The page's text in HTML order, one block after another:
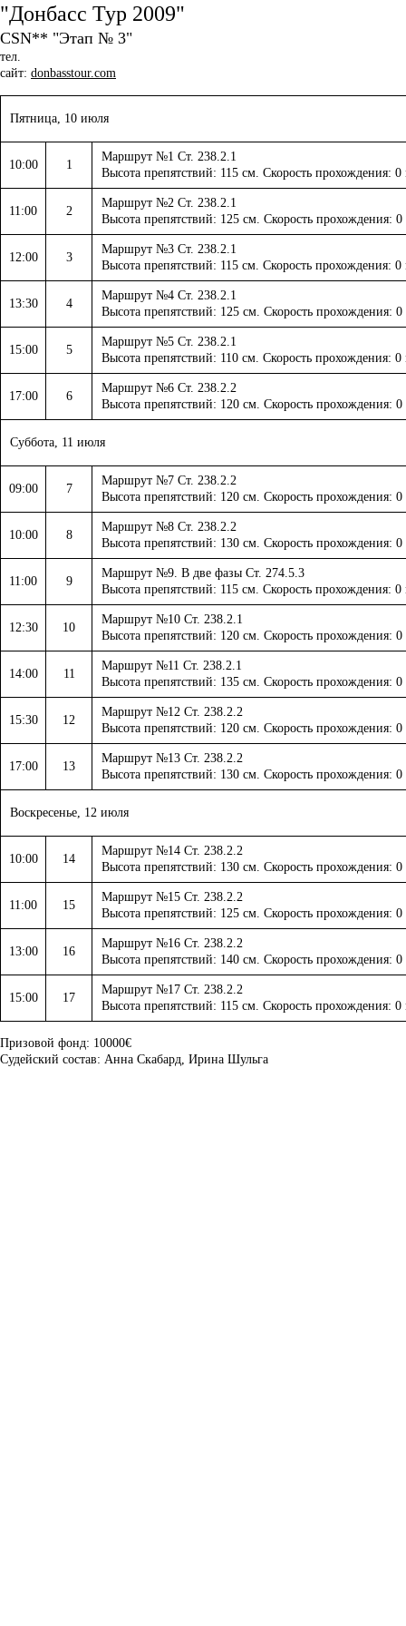
"Донбасс Тур 2009"
CSN** "Этап № 3"
тел.
сайт: donbasstour.com
Пятница, 10 июля
10:00 1
Маршрут №1 Ст. 238.2.1
Высота препятствий: 115 см. Скорость прохождения:
11:00 2
Маршрут №2 Ст. 238.2.1
Высота препятствий: 125 см. Скорость прохождения:
12:00 3
Маршрут №3 Ст. 238.2.1
Высота препятствий: 115 см. Скорость прохождения:
13:30 4
Маршрут №4 Ст. 238.2.1
Высота препятствий: 125 см. Скорость прохождения:
15:00 5
Маршрут №5 Ст. 238.2.1
Высота препятствий: 110 см. Скорость прохождения:
17:00 6
Маршрут №6 Ст. 238.2.2
Высота препятствий: 120 см. Скорость прохождения:
Суббота, 11 июля
09:00 7
Маршрут №7 Ст. 238.2.2
Высота препятствий: 120 см. Скорость прохождения:
10:00 8
Маршрут №8 Ст. 238.2.2
Высота препятствий: 130 см. Скорость прохождения:
11:00 9
Маршрут №9. В две фазы Ст. 274.5.3
Высота препятствий: 115 см. Скорость прохождения:
12:30 10
Маршрут №10 Ст. 238.2.1
Высота препятствий: 120 см. Скорость прохождения:
14:00 11
Маршрут №11 Ст. 238.2.1
Высота препятствий: 135 см. Скорость прохождения:
15:30 12
Маршрут №12 Ст. 238.2.2
Высота препятствий: 120 см. Скорость прохождения:
17:00 13
Маршрут №13 Ст. 238.2.2
Высота препятствий: 130 см. Скорость прохождения:
Воскресенье, 12 июля
10:00 14
Маршрут №14 Ст. 238.2.2
Высота препятствий: 130 см. Скорость прохождения:
11:00 15
Маршрут №15 Ст. 238.2.2
Высота препятствий: 125 см. Скорость прохождения:
13:00 16
Маршрут №16 Ст. 238.2.2
Высота препятствий: 140 см. Скорость прохождения:
15:00 17
Маршрут №17 Ст. 238.2.2
Высота препятствий: 115 см. Скорость прохождения:
Призовой фонд: 10000€
Судейский состав: Анна Скабард, Ирина Шульга